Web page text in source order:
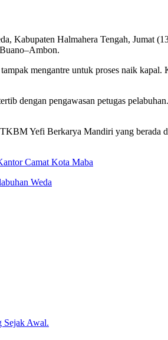
Halmahera Tengah, Jumat
mengantre untuk proses naik
dengan pengawasan petugas
Yefi Berkarya Mandiri yang berada
Camat Kota Maba
Weda
Sejak Awal.